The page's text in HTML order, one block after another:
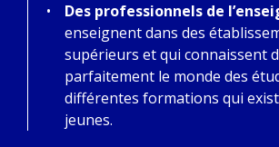
Des professionnels de
enseignent dans des
supérieurs et qui connaissent
parfaitement le monde des
différentes formations qui
jeunes.